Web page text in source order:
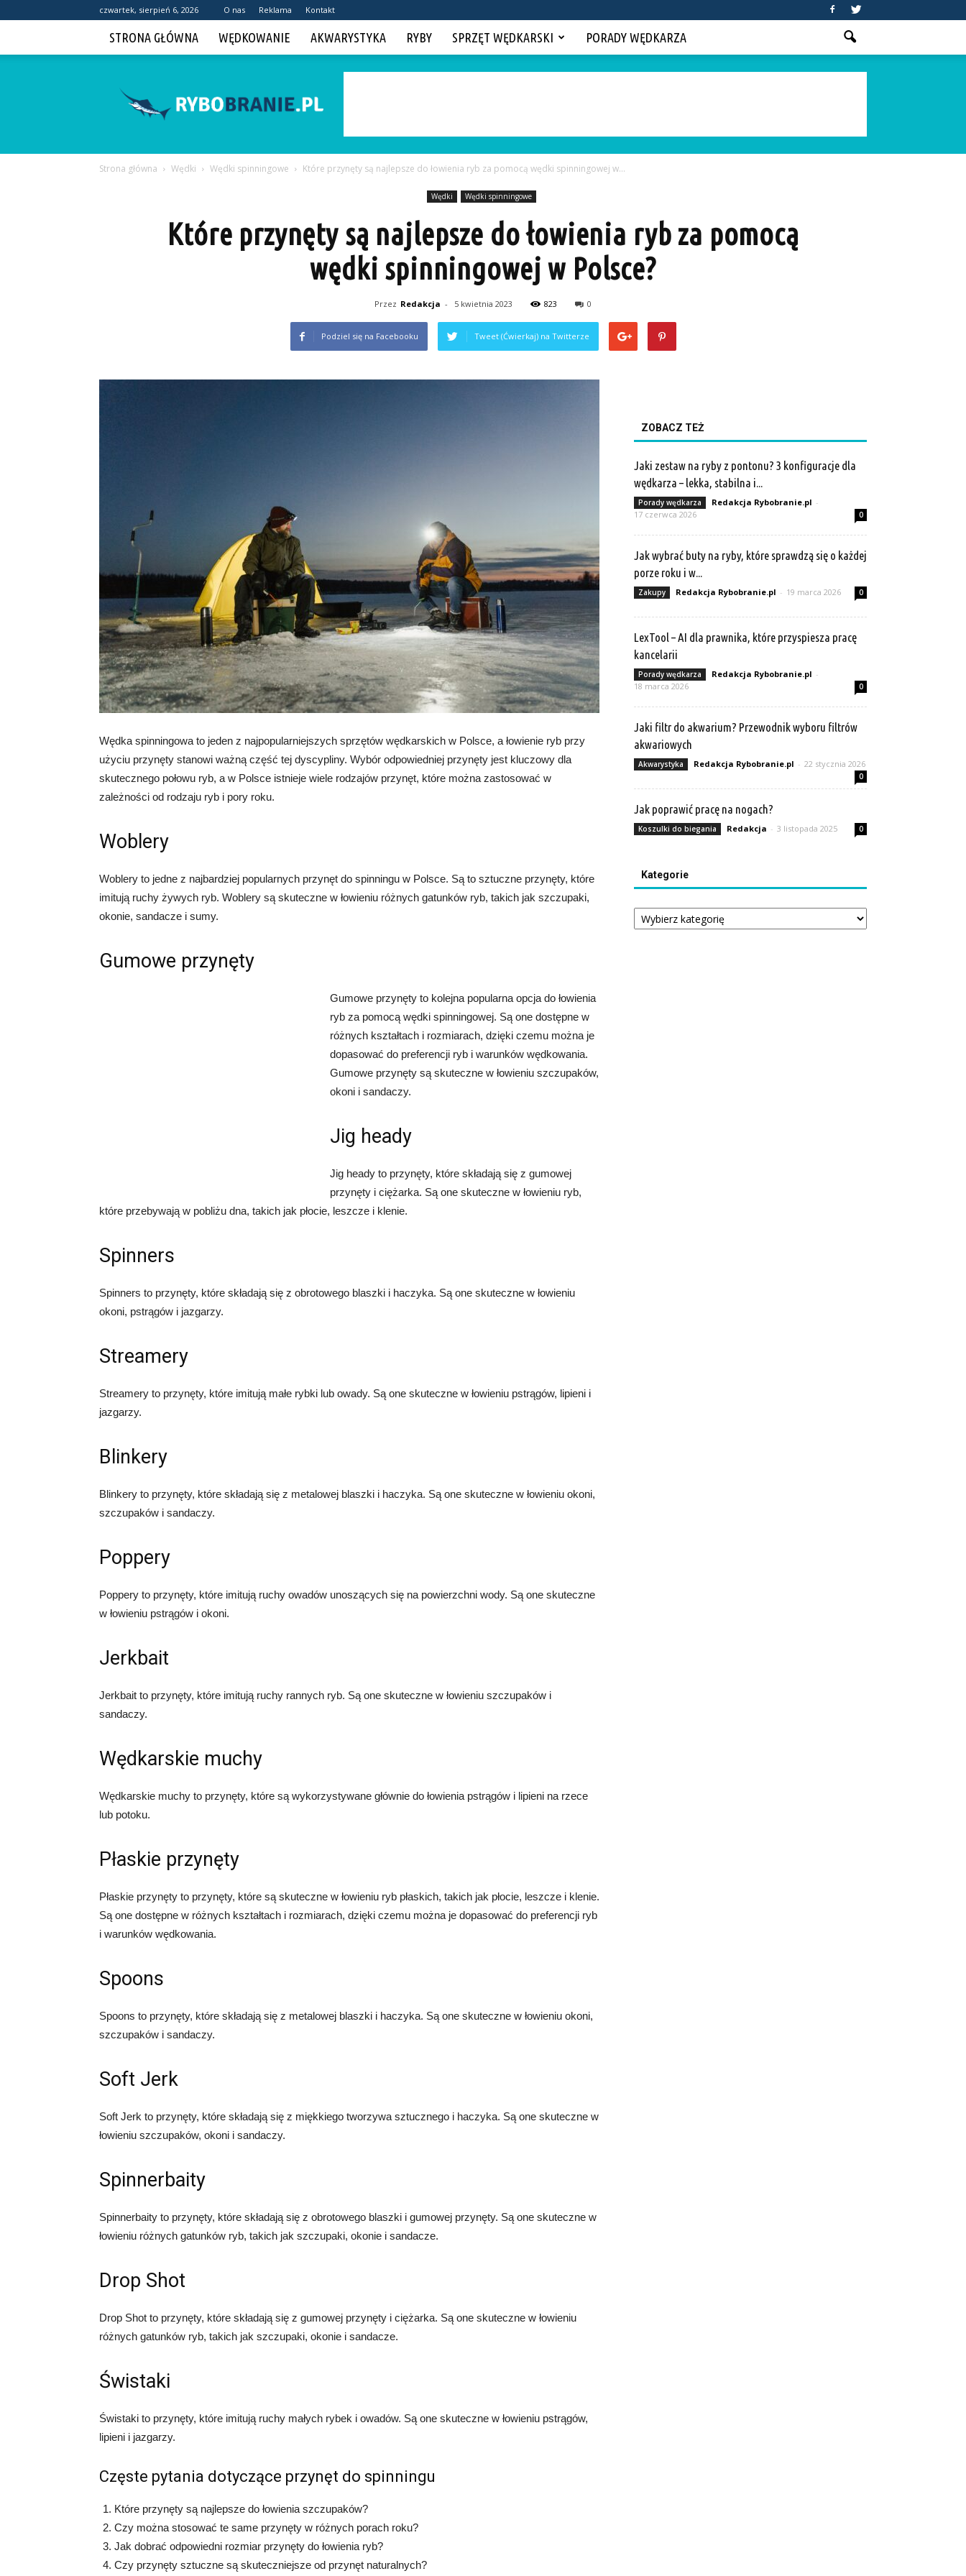
czwartek, sierpień 6, 2026 O nas Reklama Kontakt
STRONA GŁÓWNA WĘDKOWANIE AKWARYSTYKA RYBY SPRZĘT WĘDKARSKI PORADY WĘDKARZA
Strona główna Wędki Wędki spinningowe Które przynęty są najlepsze do łowienia ryb za pomocą wędki spinningowej w...
Wędki Wędki spinningowe
Które przynęty są najlepsze do łowienia ryb za pomocą
wędki spinningowej w Polsce?
Przez Redakcja - 5 kwietnia 2023 823 0
Podziel się na Facebooku Tweet (Ćwierkaj) na Twitterze
Wędka spinningowa to jeden z najpopularniejszych sprzętów wędkarskich w Polsce, a łowienie ryb przy
użyciu przynęty stanowi ważną część tej dyscypliny. Wybór odpowiedniej przynęty jest kluczowy dla
skutecznego połowu ryb, a w Polsce istnieje wiele rodzajów przynęt, które można zastosować w
zależności od rodzaju ryb i pory roku.
Woblery
Woblery to jedne z najbardziej popularnych przynęt do spinningu w Polsce. Są to sztuczne przynęty, które
imitują ruchy żywych ryb. Woblery są skuteczne w łowieniu różnych gatunków ryb, takich jak szczupaki,
okonie, sandacze i sumy.
Gumowe przynęty
Gumowe przynęty to kolejna popularna opcja do łowienia
ryb za pomocą wędki spinningowej. Są one dostępne w
różnych kształtach i rozmiarach, dzięki czemu można je
dopasować do preferencji ryb i warunków wędkowania.
Gumowe przynęty są skuteczne w łowieniu szczupaków,
okoni i sandaczy.
Jig heady
Jig heady to przynęty, które składają się z gumowej
przynęty i ciężarka. Są one skuteczne w łowieniu ryb,
które przebywają w pobliżu dna, takich jak płocie, leszcze i klenie.
Spinners
Spinners to przynęty, które składają się z obrotowego blaszki i haczyka. Są one skuteczne w łowieniu
okoni, pstrągów i jazgarzy.
Streamery
Streamery to przynęty, które imitują małe rybki lub owady. Są one skuteczne w łowieniu pstrągów, lipieni i
jazgarzy.
Blinkery
Blinkery to przynęty, które składają się z metalowej blaszki i haczyka. Są one skuteczne w łowieniu okoni,
szczupaków i sandaczy.
Poppery
Poppery to przynęty, które imitują ruchy owadów unoszących się na powierzchni wody. Są one skuteczne
w łowieniu pstrągów i okoni.
Jerkbait
Jerkbait to przynęty, które imitują ruchy rannych ryb. Są one skuteczne w łowieniu szczupaków i
sandaczy.
Wędkarskie muchy
Wędkarskie muchy to przynęty, które są wykorzystywane głównie do łowienia pstrągów i lipieni na rzece
lub potoku.
Płaskie przynęty
Płaskie przynęty to przynęty, które są skuteczne w łowieniu ryb płaskich, takich jak płocie, leszcze i klenie.
Są one dostępne w różnych kształtach i rozmiarach, dzięki czemu można je dopasować do preferencji ryb
i warunków wędkowania.
Spoons
Spoons to przynęty, które składają się z metalowej blaszki i haczyka. Są one skuteczne w łowieniu okoni,
szczupaków i sandaczy.
Soft Jerk
Soft Jerk to przynęty, które składają się z miękkiego tworzywa sztucznego i haczyka. Są one skuteczne w
łowieniu szczupaków, okoni i sandaczy.
Spinnerbaity
Spinnerbaity to przynęty, które składają się z obrotowego blaszki i gumowej przynęty. Są one skuteczne w
łowieniu różnych gatunków ryb, takich jak szczupaki, okonie i sandacze.
Drop Shot
Drop Shot to przynęty, które składają się z gumowej przynęty i ciężarka. Są one skuteczne w łowieniu
różnych gatunków ryb, takich jak szczupaki, okonie i sandacze.
Świstaki
Świstaki to przynęty, które imitują ruchy małych rybek i owadów. Są one skuteczne w łowieniu pstrągów,
lipieni i jazgarzy.
Częste pytania dotyczące przynęt do spinningu
Które przynęty są najlepsze do łowienia szczupaków?
Czy można stosować te same przynęty w różnych porach roku?
Jak dobrać odpowiedni rozmiar przynęty do łowienia ryb?
Czy przynęty sztuczne są skuteczniejsze od przynęt naturalnych?
ZOBACZ TEŻ
Jaki zestaw na ryby z pontonu? 3 konfiguracje dla
wędkarza – lekka, stabilna i...
Porady wędkarza Redakcja Rybobranie.pl -
17 czerwca 2026
0
Jak wybrać buty na ryby, które sprawdzą się o każdej
porze roku i w...
Zakupy Redakcja Rybobranie.pl - 19 marca 2026 0
LexTool – AI dla prawnika, które przyspiesza pracę
kancelarii
Porady wędkarza Redakcja Rybobranie.pl -
18 marca 2026
0
Jaki filtr do akwarium? Przewodnik wyboru filtrów
akwariowych
Akwarystyka Redakcja Rybobranie.pl - 22 stycznia 2026
0
Jak poprawić pracę na nogach?
Koszulki do biegania Redakcja - 3 listopada 2025 0
Kategorie
Kategorie